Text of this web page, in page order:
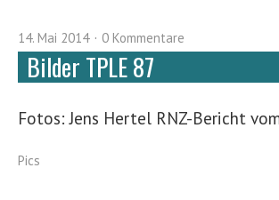
14. Mai 2014 0 Kommentare
Bilder TPLE 87
Fotos: Jens Hertel RNZ-Bericht
Pics